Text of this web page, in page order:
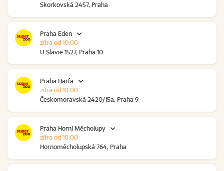
Skorkovská 2457, Praha
Praha Eden
U Slavie 1527, Praha 10
zítra od 10:00
Praha Harfa
Českomoravská 2420/15a, Praha 9
zítra od 10:00
Praha Horní Měcholupy
Hornoměcholupská 764, Praha
zítra od 10:00